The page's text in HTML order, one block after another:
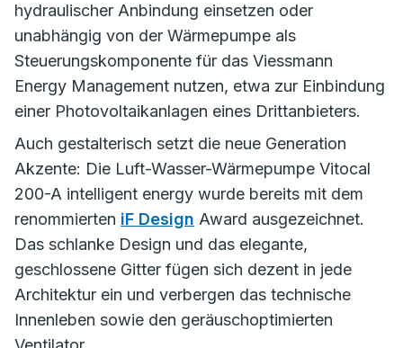
hydraulischer Anbindung einsetzen oder
unabhängig von der Wärmepumpe als
Steuerungskomponente für das Viessmann
Energy Management nutzen, etwa zur Einbindung
einer Photovoltaikanlagen eines Drittanbieters.
Auch gestalterisch setzt die neue Generation
Akzente: Die Luft-Wasser-Wärmepumpe Vitocal
200-A intelligent energy wurde bereits mit dem
renommierten iF Design Award ausgezeichnet.
Das schlanke Design und das elegante,
geschlossene Gitter fügen sich dezent in jede
Architektur ein und verbergen das technische
Innenleben sowie den geräuschoptimierten